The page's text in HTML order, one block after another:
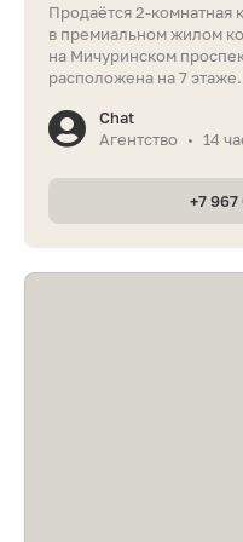
Продаётся 2-комнатная
в премиальном жилом
на Мичуринском
расположена на 7
Chat
Агентство
• 14
+7 967